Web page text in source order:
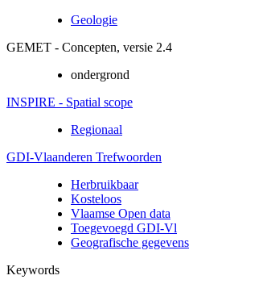
Geologie
GEMET - Concepten, versie 2.4
ondergrond
INSPIRE - Spatial scope
Regionaal
GDI-Vlaanderen Trefwoorden
Herbruikbaar
Kosteloos
Vlaamse Open data
Toegevoegd GDI-Vl
Geografische gegevens
Keywords